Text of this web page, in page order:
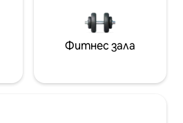
Фитнес зала